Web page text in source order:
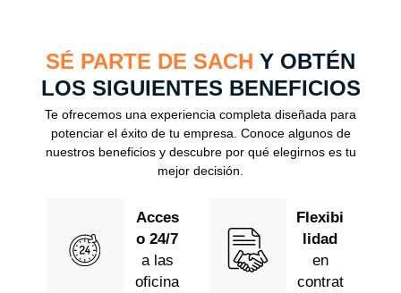
SÉ PARTE DE SACH Y OBTÉN
LOS SIGUIENTES BENEFICIOS
Te ofrecemos una experiencia completa diseñada para
potenciar el éxito de tu empresa. Conoce algunos de
nuestros beneficios y descubre por qué elegirnos es tu
mejor decisión.
Acces
o 24/7
a las
oficina
Flexibi
lidad
en
contrat